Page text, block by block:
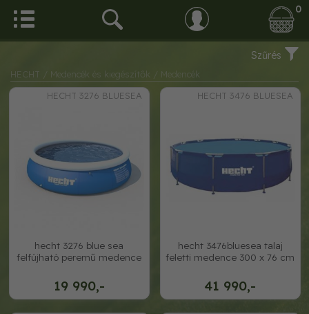
0
Szűrés
HECHT / Medencék és kiegészítők / Medencék
HECHT 3276 BLUESEA
19 990,-
hecht 3276 blue sea
felfújható peremű medence
HECHT 3476 BLUESEA
41 990,-
hecht 3476bluesea talaj
feletti medence 300 x 76 cm